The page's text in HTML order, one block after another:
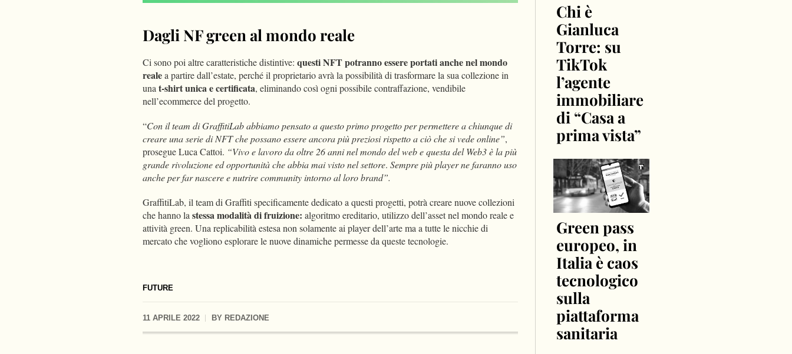
FUTURE
11 APRILE 2022 BY REDAZIONE
Dagli NF green al mondo reale
Ci sono poi altre caratteristiche distintive: questi NFT potranno essere portati anche nel mondo
realea partire dall’estate, perché il proprietario avrà la possibilità di trasformare la sua collezione in
unat-shirt unica e certificata, eliminando così ogni possibile contraffazione, vendibile
nell’ecommerce del progetto.
“Con il team di GraffitiLab abbiamo pensato a questo primo progetto per permettere a chiunque di
creare una serie di NFT che possano essere ancora più preziosi rispetto a ciò che si vede online”,
prosegue Luca Cattoi. “Vivo e lavoro da oltre 26 anni nel mondo del web e questa del Web3 è la più
grande rivoluzione ed opportunità che abbia mai visto nel settore. Sempre più player ne faranno uso
anche per far nascere e nutrire community intorno al loro brand”.
GraffitiLab, il team di Graffiti specificamente dedicato a questi progetti, potrà creare nuove collezioni
che hanno lastessa modalità di fruizione: algoritmo ereditario, utilizzo dell’asset nel mondo reale e
attività green. Una replicabilità estesa non solamente ai player dell’arte ma a tutte le nicchie di
mercato che vogliono esplorare le nuove dinamiche permesse da queste tecnologie.
Chi è
Gianluca
Torre: su
TikTok
l’agente
immobiliare
di “Casa a
prima vista”
Green pass
europeo, in
Italia è caos
tecnologico
sulla
piattaforma
sanitaria